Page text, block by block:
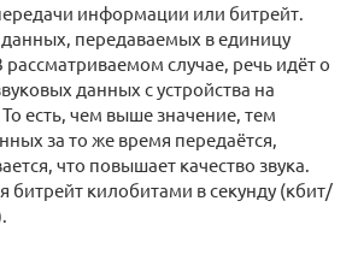
информации или битрейт.
передаваемых в единицу
случае, речь идёт о
данных с устройства на
есть, чем выше значение, тем
за то же время передаётся,
что повышает качество звука.
битрейт килобитами в секунду (кбит/